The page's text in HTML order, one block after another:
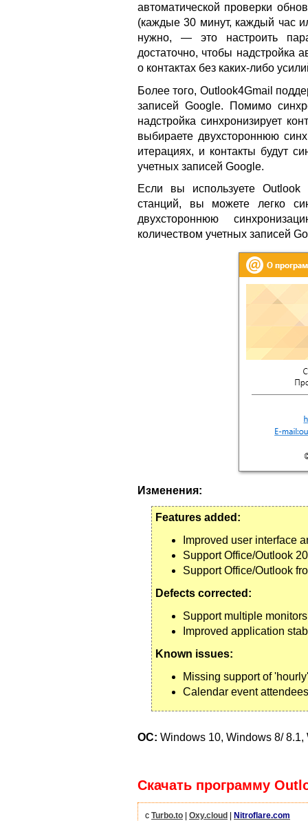
автоматической проверки
(каждые 30 минут, каждый час
нужно, — это настроить
достаточно, чтобы надстройка
о контактах без каких-либо
Более того, Outlook4Gmail
записей Google. Помимо
надстройка синхронизирует
выбираете двухстороннюю
итерациях, и контакты будут
учетных записей Google.
Если вы используете Outlook
станций, вы можете легко
двухстороннюю
количеством учетных записей
Изменения:
Features added:
Improved user interface
Support Office/Outlook
Support Office/Outlook
Defects corrected:
Support multiple
Improved application
Known issues:
Missing support of
Calendar event
ОС: Windows 10, Windows 8/
Скачать программу
с Turbo.to | Oxy.cloud | Nitroflare.com